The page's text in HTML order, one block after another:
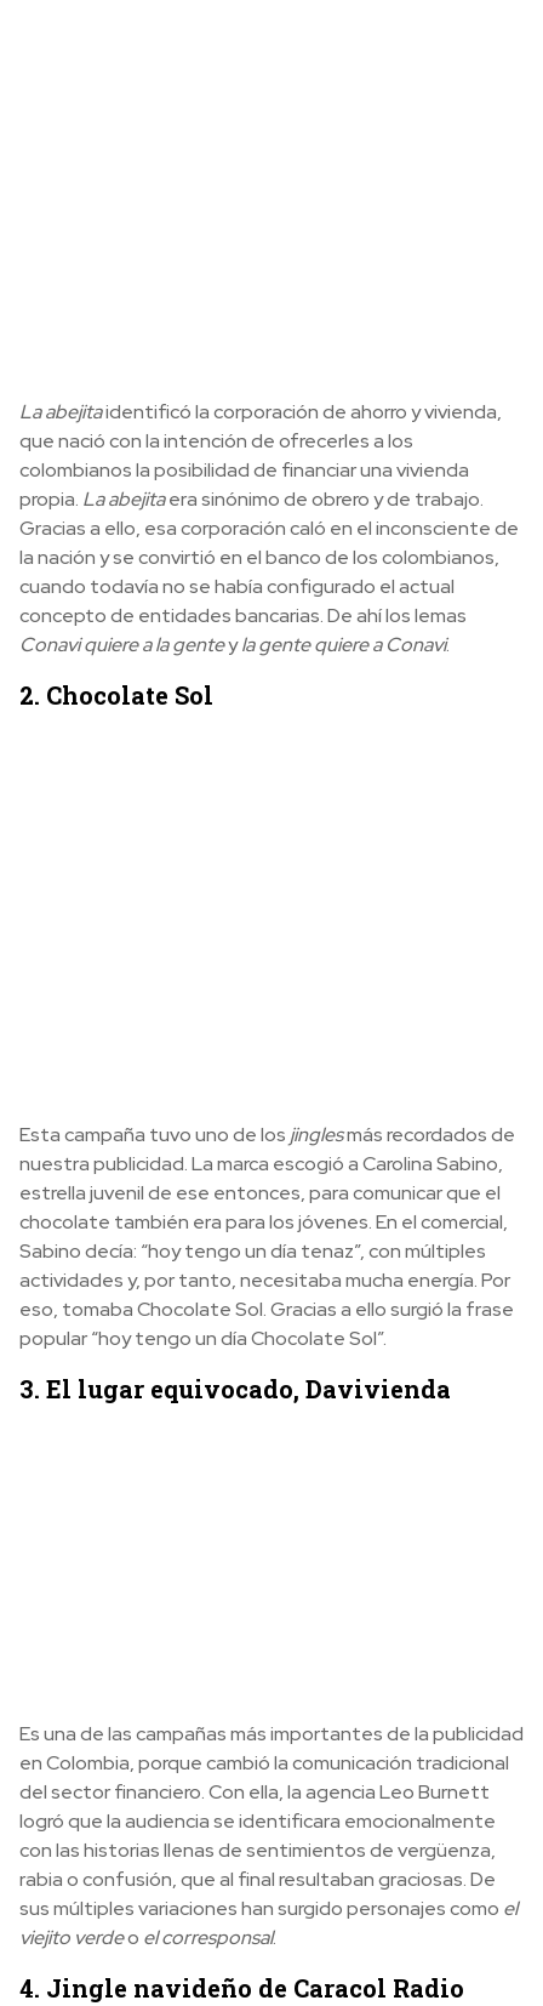
La abejitaidentificó la corporación de ahorro y vivienda,
que nació con la intención de ofrecerles a los
colombianos la posibilidad de financiar una vivienda
propia. La abejitaera sinónimo de obrero y de trabajo.
Gracias a ello, esa corporación caló en el inconsciente de
la nación y se convirtió en el banco de los colombianos,
cuando todavía no se había configurado el actual
concepto de entidades bancarias. De ahí los lemas
Conavi quiere a la genteyla gente quiere a Conavi.
2. Chocolate Sol
Esta campaña tuvo uno de los jinglesmás recordados de
nuestra publicidad. La marca escogió a Carolina Sabino,
estrella juvenil de ese entonces, para comunicar que el
chocolate también era para los jóvenes. En el comercial,
Sabino decía: “hoy tengo un día tenaz”, con múltiples
actividades y, por tanto, necesitaba mucha energía. Por
eso, tomaba Chocolate Sol. Gracias a ello surgió la frase
popular “hoy tengo un día Chocolate Sol”.
3. El lugar equivocado, Davivienda
Es una de las campañas más importantes de la publicidad
en Colombia, porque cambió la comunicación tradicional
del sector financiero. Con ella, la agencia Leo Burnett
logró que la audiencia se identificara emocionalmente
con las historias llenas de sentimientos de vergüenza,
rabia o confusión, que al final resultaban graciosas. De
sus múltiples variaciones han surgido personajes como el
viejito verdeo el corresponsal.
4. Jingle navideño de Caracol Radio